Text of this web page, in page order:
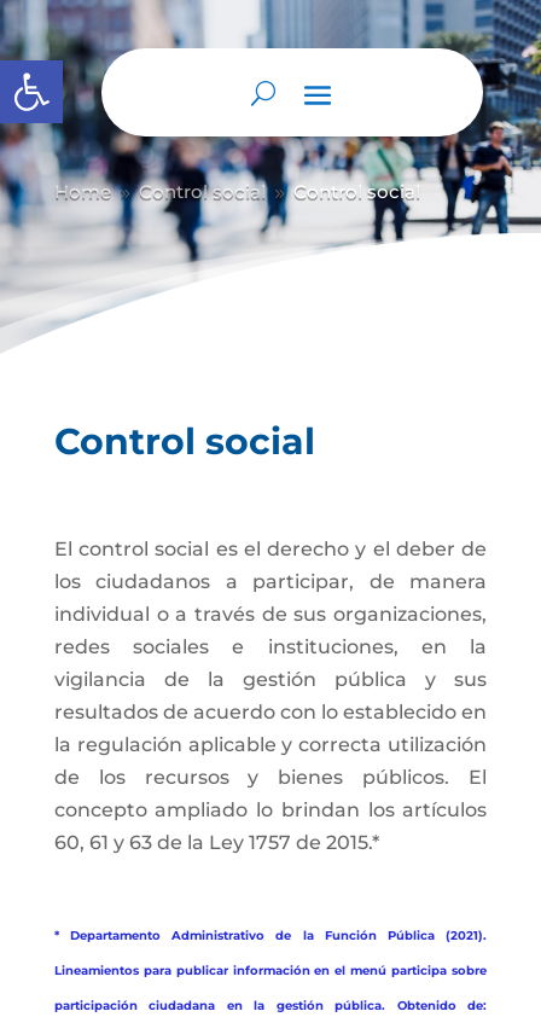
Abrir barra de herramientas
Home 9 Control social 9 Control social
Control social
El control social es el derecho y el deber de
los ciudadanos a participar, de manera
individual o a través de sus organizaciones,
redes sociales e instituciones, en la
vigilancia de la gestión pública y sus
resultados de acuerdo con lo establecido en
la regulación aplicable y correcta utilización
de los recursos y bienes públicos. El
concepto ampliado lo brindan los artículos
60, 61 y 63 de la Ley 1757 de 2015.*
* Departamento Administrativo de la Función Pública (2021).
Lineamientos para publicar información en el menú participa sobre
participación ciudadana en la gestión pública. Obtenido de: